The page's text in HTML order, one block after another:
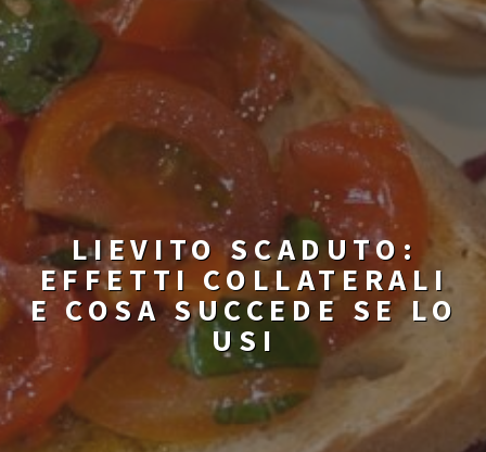
LIEVITO SCADUTO:
EFFETTI COLLATERALI
E COSA SUCCEDE SE LO
USI